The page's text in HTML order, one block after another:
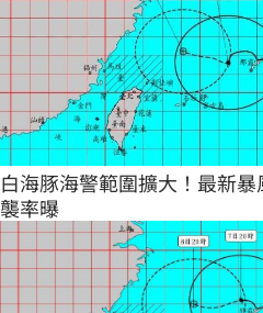
白海豚海警範圍擴大！最新暴
襲率曝